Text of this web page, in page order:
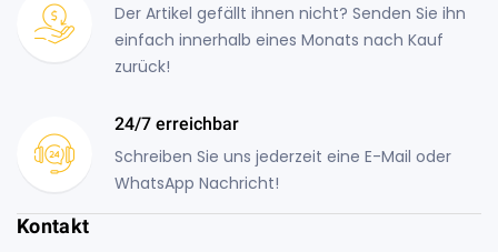
Der Artikel gefällt ihnen nicht? Senden Sie ihn
einfach innerhalb eines Monats nach Kauf
zurück!
24/7 erreichbar
Schreiben Sie uns jederzeit eine E-Mail oder
WhatsApp Nachricht!
Kontakt